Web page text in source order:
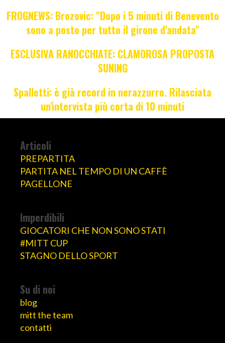
FROGNEWS: Brozovic: "Dopo i 5 minuti di Benevento
sono a posto per tutto il girone d'andata"
ESCLUSIVA RANOCCHIATE: CLAMOROSA PROPOSTA
SUNING
Spalletti: è già record in nerazzurro. Rilasciata
un'intervista più corta di 10 minuti
Articoli
PREPARTITA
PARTITA NEL TEMPO DI UN CAFFÈ
PAGELLONE
Imperdibili
GIOCATORI CHE NON SONO STATI
#MITT CUP
STAGNO DELLO SPORT
Su di noi
blog
mitt the team
contatti